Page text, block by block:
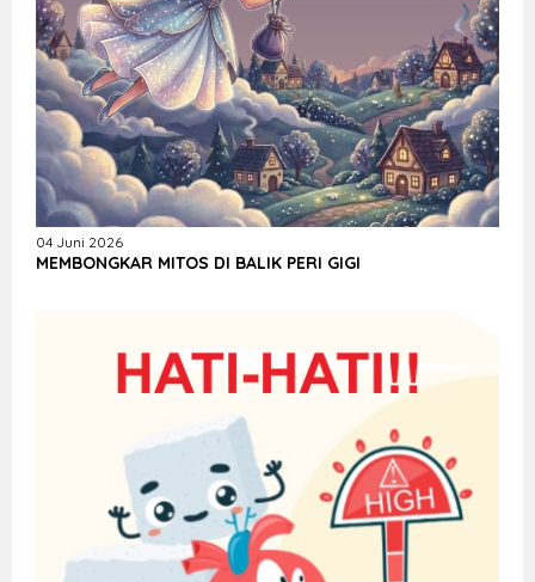
04 Juni 2026
MEMBONGKAR MITOS DI BALIK PERI GIGI